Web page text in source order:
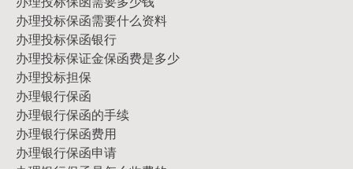
办理投标保函需要什么资料
办理投标保函银行
办理投标保证金保函费是多少
办理投标担保
办理银行保函
办理银行保函的手续
办理银行保函费用
办理银行保函申请